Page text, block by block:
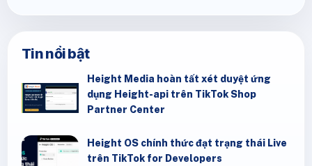
Tin nổi bật
Height Media hoàn tất xét duyệt ứng
dụng Height-api trên TikTok Shop
Partner Center
Height OS chính thức đạt trạng thái Live
trên TikTok for Developers